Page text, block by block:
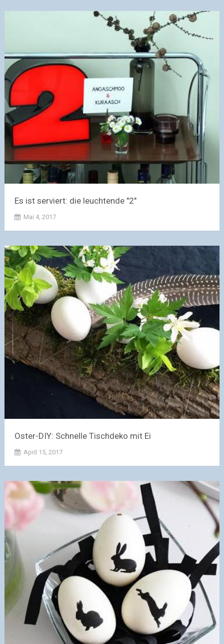
Es ist serviert: die leuchtende "2"
Mai 4, 2017
Oster-DIY: Schnelle Tischdeko mit Ei
April 15, 2017